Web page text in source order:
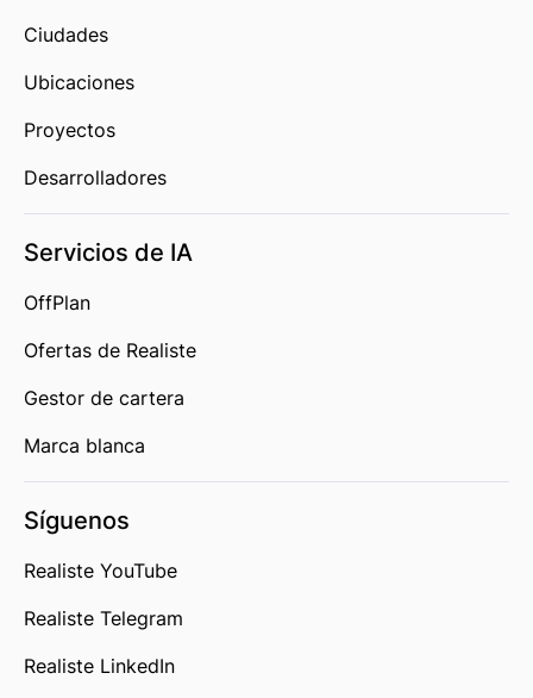
Ciudades
Ubicaciones
Proyectos
Desarrolladores
Servicios de IA
OffPlan
Ofertas de Realiste
Gestor de cartera
Marca blanca
Síguenos
Realiste YouTube
Realiste Telegram
Realiste LinkedIn